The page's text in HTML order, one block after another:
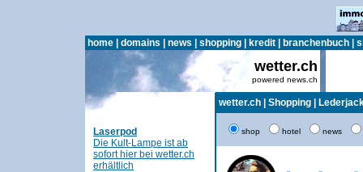
home domains news shopping kredit branchenbuch
wetter.ch
powered news.ch
Laserpod
Die Kult-Lampe ist ab
sofort hier bei wetter.ch
erhältlich
wetter.ch Shopping
shop hotel news